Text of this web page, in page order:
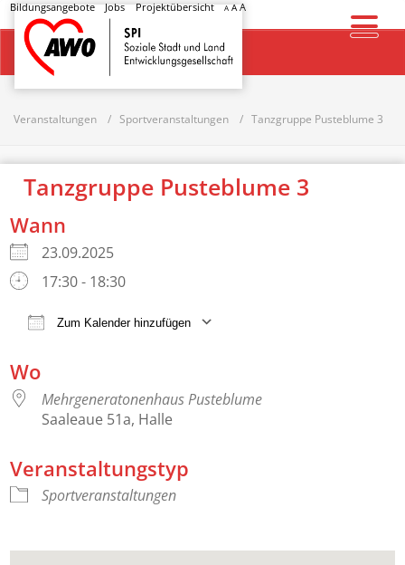
Bildungsangebote Jobs Projektübersicht A AA
Startseite
Veranstaltungen Sportveranstaltungen Tanzgruppe Pusteblume 3
Tanzgruppe Pusteblume 3
Wann
23.09.2025
17:30 - 18:30
Zum Kalender hinzufügen
Wo
Mehrgeneratonenhaus Pusteblume
Saaleaue 51a, Halle
Veranstaltungstyp
Sportveranstaltungen